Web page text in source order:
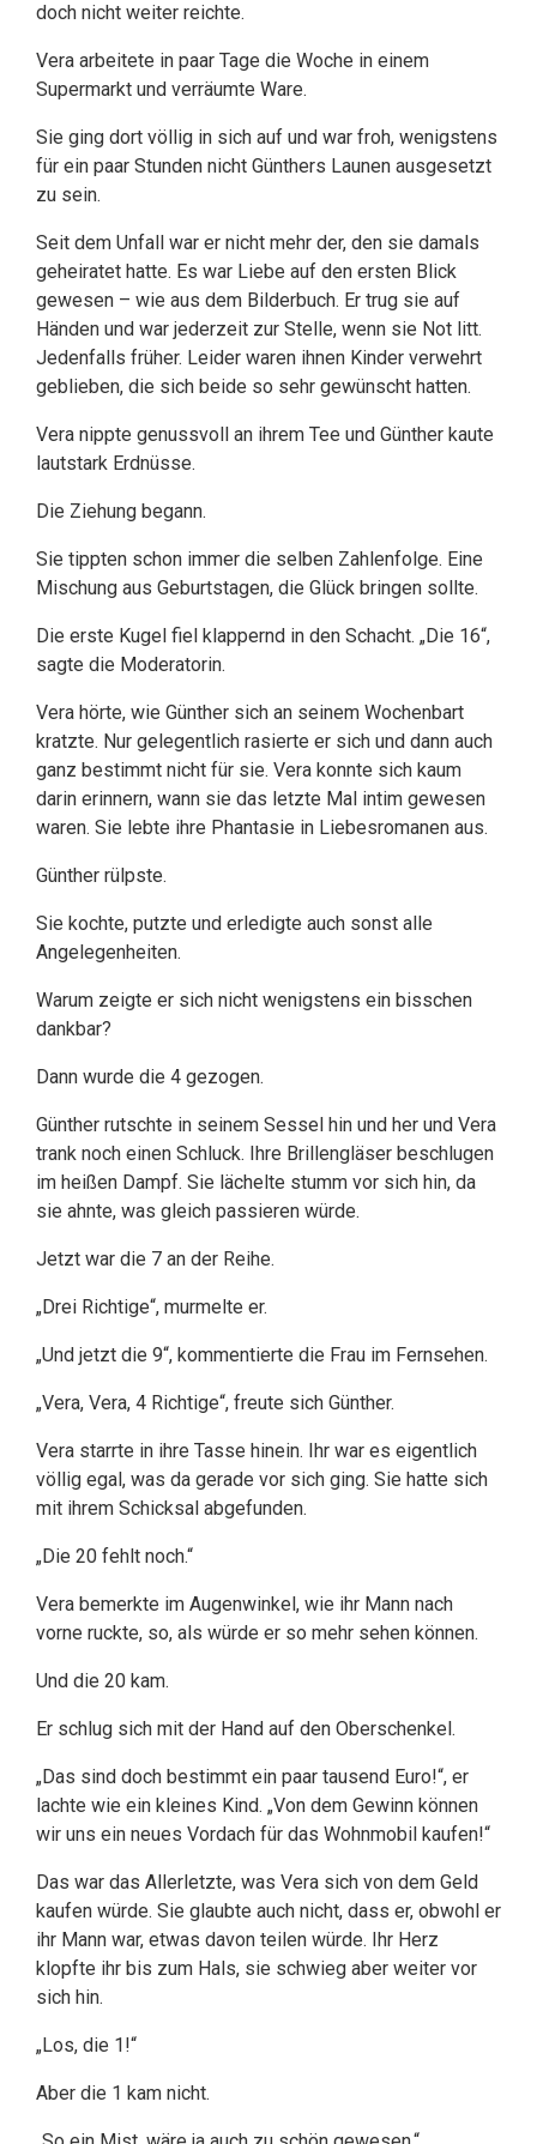
doch nicht weiter reichte.
Vera arbeitete in paar Tage die Woche in einem
Supermarkt und verräumte Ware.
Sie ging dort völlig in sich auf und war froh, wenigstens
für ein paar Stunden nicht Günthers Launen ausgesetzt
zu sein.
Seit dem Unfall war er nicht mehr der, den sie damals
geheiratet hatte. Es war Liebe auf den ersten Blick
gewesen – wie aus dem Bilderbuch. Er trug sie auf
Händen und war jederzeit zur Stelle, wenn sie Not litt.
Jedenfalls früher. Leider waren ihnen Kinder verwehrt
geblieben, die sich beide so sehr gewünscht hatten.
Vera nippte genussvoll an ihrem Tee und Günther kaute
lautstark Erdnüsse.
Die Ziehung begann.
Sie tippten schon immer die selben Zahlenfolge. Eine
Mischung aus Geburtstagen, die Glück bringen sollte.
Die erste Kugel fiel klappernd in den Schacht. „Die 16“,
sagte die Moderatorin.
Vera hörte, wie Günther sich an seinem Wochenbart
kratzte. Nur gelegentlich rasierte er sich und dann auch
ganz bestimmt nicht für sie. Vera konnte sich kaum
darin erinnern, wann sie das letzte Mal intim gewesen
waren. Sie lebte ihre Phantasie in Liebesromanen aus.
Günther rülpste.
Sie kochte, putzte und erledigte auch sonst alle
Angelegenheiten.
Warum zeigte er sich nicht wenigstens ein bisschen
dankbar?
Dann wurde die 4 gezogen.
Günther rutschte in seinem Sessel hin und her und Vera
trank noch einen Schluck. Ihre Brillengläser beschlugen
im heißen Dampf. Sie lächelte stumm vor sich hin, da
sie ahnte, was gleich passieren würde.
Jetzt war die 7 an der Reihe.
„Drei Richtige“, murmelte er.
„Und jetzt die 9“, kommentierte die Frau im Fernsehen.
„Vera, Vera, 4 Richtige“, freute sich Günther.
Vera starrte in ihre Tasse hinein. Ihr war es eigentlich
völlig egal, was da gerade vor sich ging. Sie hatte sich
mit ihrem Schicksal abgefunden.
„Die 20 fehlt noch.“
Vera bemerkte im Augenwinkel, wie ihr Mann nach
vorne ruckte, so, als würde er so mehr sehen können.
Und die 20 kam.
Er schlug sich mit der Hand auf den Oberschenkel.
„Das sind doch bestimmt ein paar tausend Euro!“, er
lachte wie ein kleines Kind. „Von dem Gewinn können
wir uns ein neues Vordach für das Wohnmobil kaufen!“
Das war das Allerletzte, was Vera sich von dem Geld
kaufen würde. Sie glaubte auch nicht, dass er, obwohl er
ihr Mann war, etwas davon teilen würde. Ihr Herz
klopfte ihr bis zum Hals, sie schwieg aber weiter vor
sich hin.
„Los, die 1!“
Aber die 1 kam nicht.